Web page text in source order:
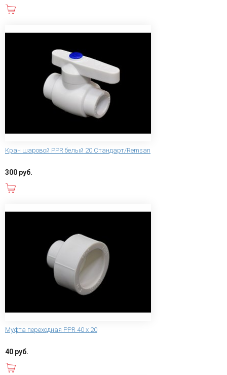
Кран шаровой PPR белый 20 Стандарт/Remsan
300 руб.
Муфта переходная PPR 40 x 20
40 руб.